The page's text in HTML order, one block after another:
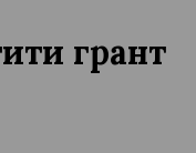
грант